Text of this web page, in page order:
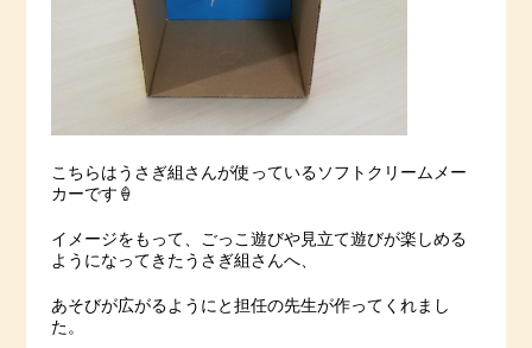
こちらはうさぎ組さんが使っているソフトクリームメー
カーです🍦
イメージをもって、ごっこ遊びや見立て遊びが楽しめる
ようになってきたうさぎ組さんへ、
あそびが広がるようにと担任の先生が作ってくれまし
た。